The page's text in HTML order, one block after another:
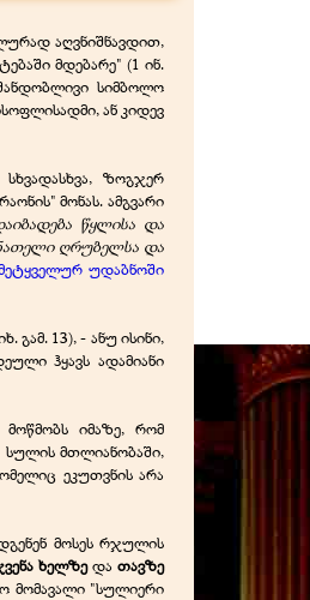
აღვნიშნავდით,
მდებარე" (1 ინ.
სიმბოლო
ან კიდევ
ზოგჯერ
მონას. ამგვარი
წყლისა და
ღრუბელსა და
უდაბნოში
გამ. 13), - ანუ ისინი,
ჰყავს ადამიანი
იმაზე, რომ
სულის მთლიანობაში,
ეკუთვნის არა
მოსეს რჯულის
ხელზედათავზე
მომავალი "სულიერი